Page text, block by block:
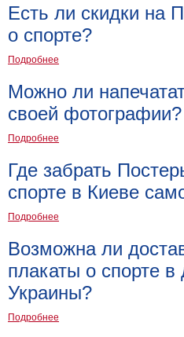
Есть ли скидки на
о спорте?
Подробнее
Можно ли
своей фотографии?
Подробнее
Где забрать
спорте в Киеве
Подробнее
Возможна ли
плакаты о спорте в
Украины?
Подробнее